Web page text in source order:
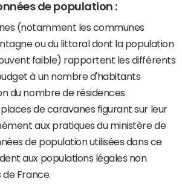
de population :
(notamment les communes
ou du littoral dont la population
faible) rapportent les différents
à un nombre d'habitants
du nombre de résidences
de caravanes figurant sur leur
aux pratiques du ministère de
de population utilisées dans ce
aux populations légales non
de France.